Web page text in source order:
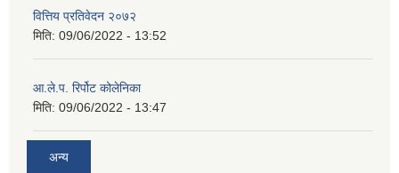
वित्तिय प्रतिवेदन २०७२
मिति: 09/06/2022 - 13:52
आ.ले.प. रिर्पोट कोलेनिका
मिति: 09/06/2022 - 13:47
अन्य